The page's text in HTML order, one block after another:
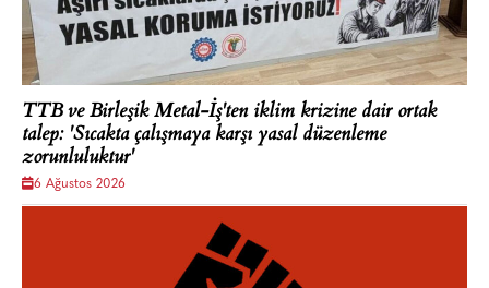
TTB ve Birleşik Metal-İş'ten iklim krizine dair ortak
talep: 'Sıcakta çalışmaya karşı yasal düzenleme
zorunluluktur'
6 Ağustos 2026